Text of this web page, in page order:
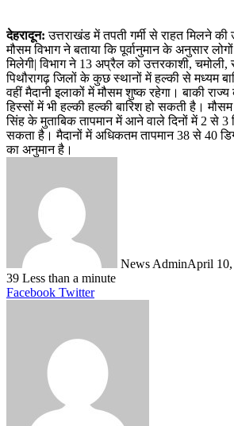
देहरादून:उत्तराखंड में तपती गर्मी से राहत मिलने की
मौसम विभाग ने बताया कि पूर्वानुमान के अनुसार
मिलेगी| विभाग ने 13 अप्रैल को उत्तरकाशी, चमोली,
पिथौरागढ़ जिलों के कुछ स्थानों में हल्की से मध्यम
वहीं मैदानी इलाकों में मौसम शुष्क रहेगा। बाकी
हिस्सों में भी हल्की हल्की बारिश हो सकती है।
सिंह के मुताबिक तापमान में आने वाले दिनों में 2 से 3
सकता है। मैदानों में अधिकतम तापमान 38 से 40
का अनुमान है।
News AdminApril 10,
39 Less than a minute
Facebook TwitterLinkedIn
Tumblr
Pinterest
Reddit
VKontakte
Share
Print